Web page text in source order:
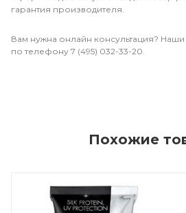
гарантия производителя.
Вам нужна онлайн консультация? Наши
по телефону 7 (495) 032-33-20.
Похожие